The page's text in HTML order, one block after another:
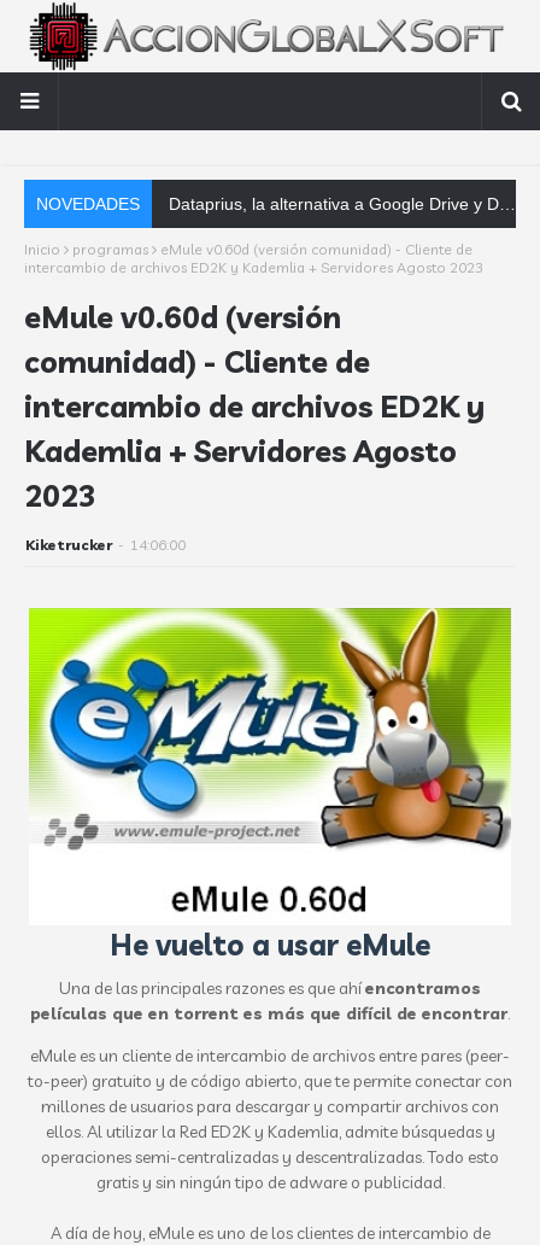
NOVEDADES Dataprius, la alternativa a Google Drive y Dropbox que las empresas deberían conocer
Inicio programas
eMule v0.60d (versión comunidad) - Cliente de
intercambio de archivos ED2K y Kademlia + Servidores Agosto 2023
eMule v0.60d (versión
comunidad) - Cliente de
intercambio de archivos ED2K y
Kademlia + Servidores Agosto
2023
Kiketrucker - 14:06:00
He vuelto a usar eMule
Una de las principales razones es que ahíencontramos
películas que en torrent es más que difícil de encontrar.
eMule es un cliente de intercambio de archivos entre pares (peer-
to-peer) gratuito y de código abierto, que te permite conectar con
millones de usuarios para descargar y compartir archivos con
ellos. Al utilizar la Red ED2K y Kademlia, admite búsquedas y
operaciones semi-centralizadas y descentralizadas. Todo esto
gratis y sin ningún tipo de adware o publicidad.
A día de hoy, eMule es uno de los clientes de intercambio de